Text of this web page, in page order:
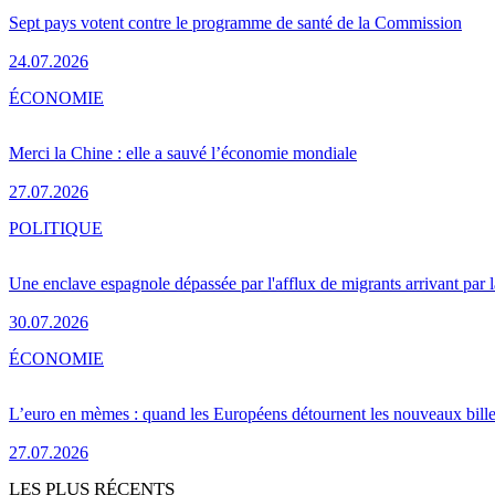
Sept pays votent contre le programme de santé de la Commission
24.07.2026
Merci la Chine : elle a sauvé l’économie mondiale
27.07.2026
ÉCONOMIE
Une enclave espagnole dépassée par l'afflux de migrants arrivant par
30.07.2026
POLITIQUE
L’euro en mèmes : quand les Européens détournent les nouveaux
27.07.2026
ÉCONOMIE
LES PLUS RÉCENTS